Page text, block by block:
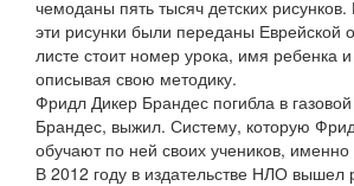
чемоданы пять тысяч детских
эти рисунки были переданы
листе стоит номер урока, имя ребенка
описывая свою методику.
Фридл Дикер Брандес погибла в
Брандес, выжил. Систему, которую
обучают по ней своих учеников,
В 2012 году в издательстве НЛО